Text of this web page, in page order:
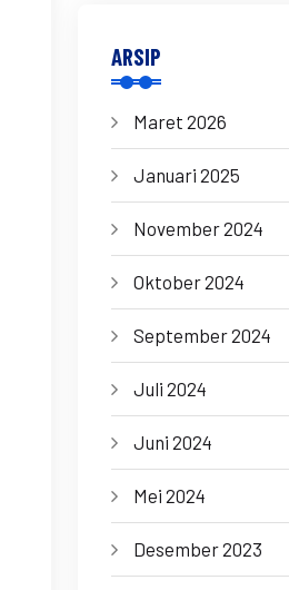
ARSIP
Maret 2026
Januari 2025
November 2024
Oktober 2024
September 2024
Juli 2024
Juni 2024
Mei 2024
Desember 2023